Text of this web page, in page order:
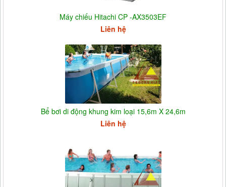
Máy chiếu Hitachi CP -AX3503EF
Liên hệ
Bể bơi di động khung kim loại 15,6m X 24,6m
Liên hệ